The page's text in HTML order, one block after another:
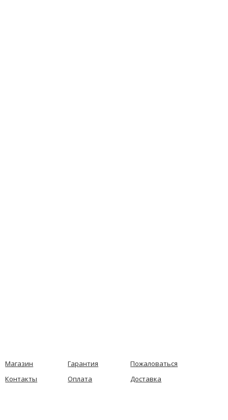
Магазин Гарантия
Пожаловаться
Контакты
Оплата Доставка